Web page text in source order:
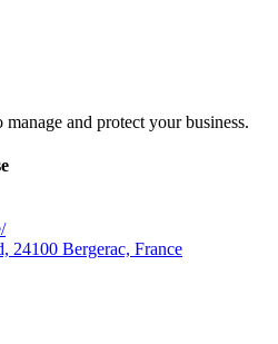
and protect your business.
24100 Bergerac, France